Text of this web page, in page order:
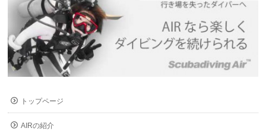
トップページ
AIRの紹介